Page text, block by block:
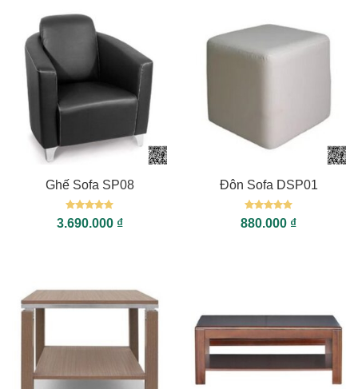
Ghế Sofa SP08
Được xếp
hạng55
3.690.000 ₫
Đôn Sofa DSP01
Được xếp
hạng55
880.000 ₫